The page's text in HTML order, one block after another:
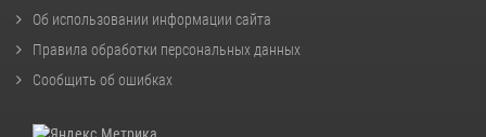
Об использовании информации сайта
Правила обработки персональных данных
Сообщить об ошибках